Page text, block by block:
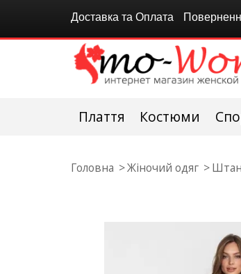
Доставка та Оплата
Плаття Костюми
Головна Жіночий одяг